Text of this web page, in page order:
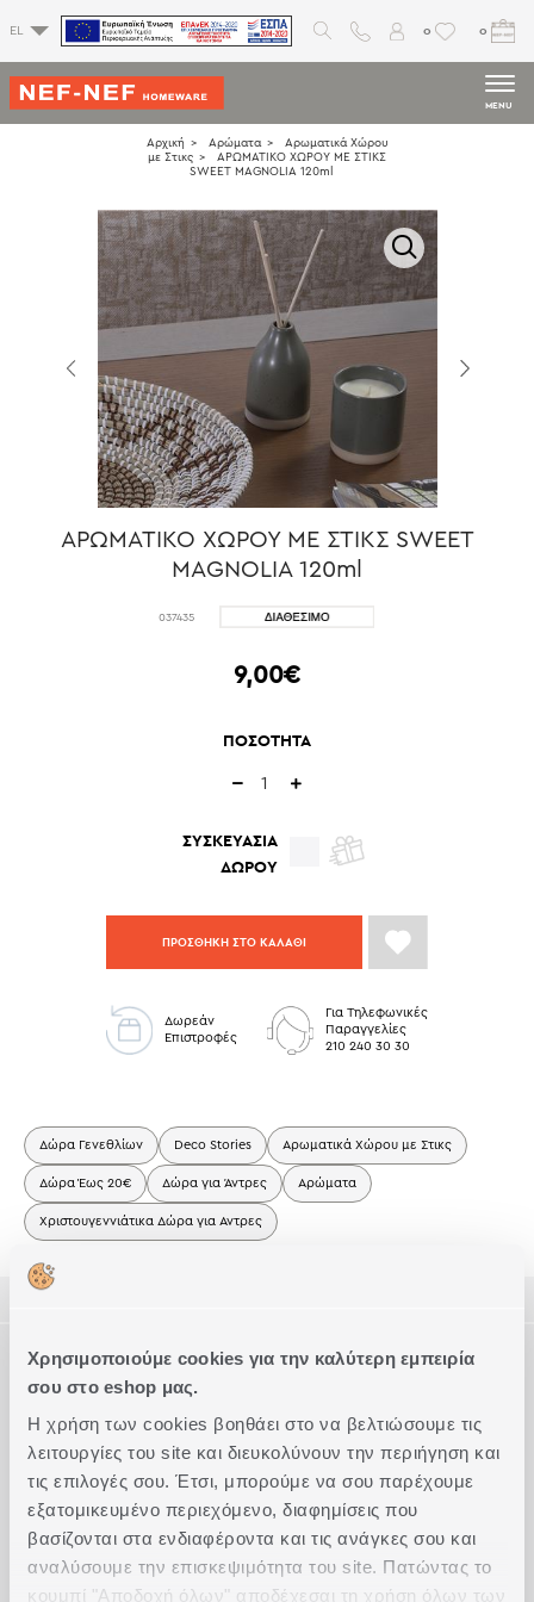
Χρησιμοποιούμε cookies για την καλύτερη εμπειρία
σου στο eshop μας.
Η χρήση των cookies βοηθάει στο να βελτιώσουμε τις
λειτουργίες του site και διευκολύνουν την περιήγηση και
τις επιλογές σου. Έτσι, μπορούμε να σου παρέχουμε
εξατομικευμένο περιεχόμενο, διαφημίσεις που
βασίζονται στα ενδιαφέροντα και τις ανάγκες σου και
αναλύσουμε την επισκεψιμότητα του site. Πατώντας το
κουμπί "Αποδοχή όλων" αποδέχεσαι τη χρήση όλων των
EL 0 0
MENU
Αρχική Αρώματα
Αρωματικά Χώρου
με Στικς
ΑΡΩΜΑΤΙΚΟ ΧΩΡΟΥ ME ΣΤΙΚΣ
SWEET MAGNOLIA 120ml
ΑΡΩΜΑΤΙΚΟ ΧΩΡΟΥ ME ΣΤΙΚΣ SWEET
MAGNOLIA 120ml
037435
9,00€
ΠΟΣΟΤΗΤΑ
ΣΥΣΚΕΥΑΣΙΑ
ΔΩΡΟΥ
ΠΡΟΣΘΗΚΗ ΣΤΟ ΚΑΛΑΘΙ
Δωρεάν
Επιστροφές
Για Τηλεφωνικές
Παραγγελίες
210 240 30 30
Δώρα Γενεθλίων Deco Stories Αρωματικά Χώρου με Στικς
Δώρα Έως 20€ Δώρα για Άντρες Αρώματα
Χριστουγεννιάτικα Δώρα για Αντρες
Αρωματικό Χώρου με Στικς 120ml.
Νότες Καρδιάς: Lily of the Valley, Jasmin, Magnolia, Cedarwood,
Sandalwood, Amber, Musk
Νότες Βάσης: Musk
Οι ράβδοι από ρατάν απορροφούν το άρωμα και στη
Μπορείτε να αλλάξετε την ένταση του αρώματος στρέφοντας
τα ραβδιά από την άλλη μεριά.
ΤΕΧΝΙΚΑ ΧΑΡΑΚΤΗΡΙΣΤΙΚΑ
Μέγεθος 120mlΣυμπληρώστε το Look